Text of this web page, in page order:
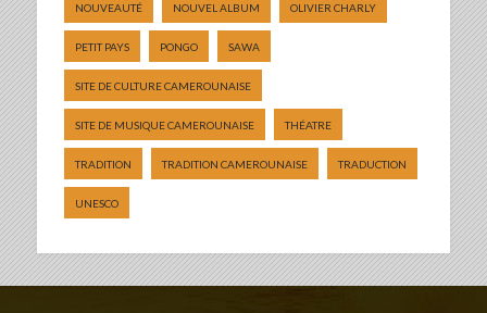
NOUVEAUTÉ NOUVEL ALBUM OLIVIER CHARLY
PETIT PAYS PONGO SAWA
SITE DE CULTURE CAMEROUNAISE
SITE DE MUSIQUE CAMEROUNAISE THÉATRE
TRADITION TRADITION CAMEROUNAISE TRADUCTION
UNESCO